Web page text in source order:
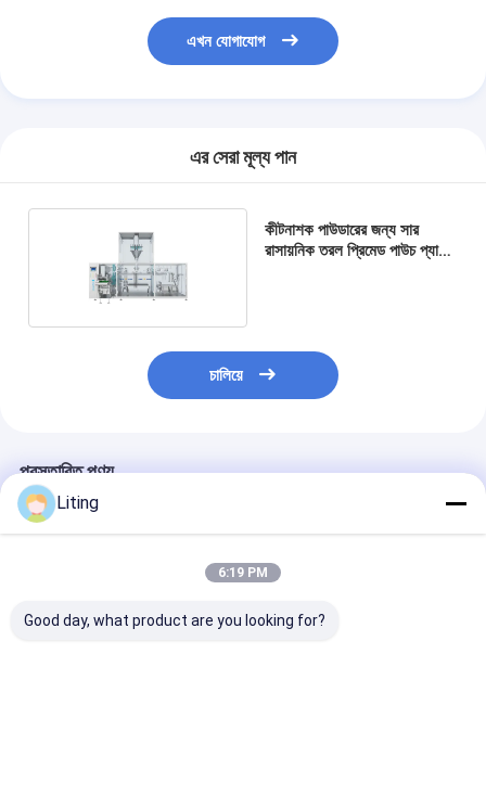
এখন যোগাযোগ
এর সেরা মূল্য পান
কীটনাশক পাউডারের জন্য সার
রাসায়নিক তরল প্রিমেড পাউচ প্যাকিং
চালিয়ে
প্রস্তাবিত পণ্য
Liting
6:19 PM
Good day, what product are you looking for?